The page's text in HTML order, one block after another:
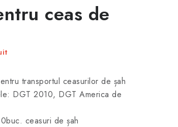
ceas de
transportul ceasurilor de șah
DGT 2010, DGT America de
ceasuri de șah